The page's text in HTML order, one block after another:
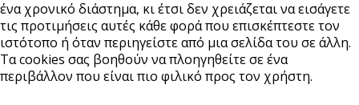
ένα χρονικό διάστημα, κι έτσι δεν χρειάζεται να εισάγετε
τις προτιμήσεις αυτές κάθε φορά που επισκέπτεστε τον
ιστότοπο ή όταν περιηγείστε από μια σελίδα του σε άλλη.
Τα cookies σας βοηθούν να πλοηγηθείτε σε ένα
περιβάλλον που είναι πιο φιλικό προς τον χρήστη.